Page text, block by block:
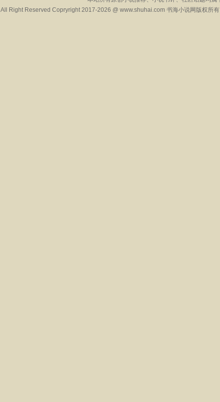
All Right Reserved Copryright 2017-2026 @ www.shuhai.com 书海小说网版权所